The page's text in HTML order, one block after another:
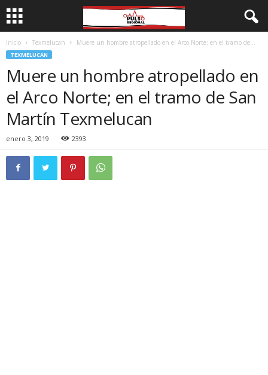
Inicio Texmelucan Muere un hombre atropellado en el Arco Norte; en el tramo de...
TEXMELUCAN
Muere un hombre atropellado en
el Arco Norte; en el tramo de San
Martín Texmelucan
enero 3, 2019 2393